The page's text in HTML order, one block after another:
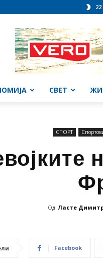
22
СВЕТ
СПОРТ
Од Ласте
Facebook